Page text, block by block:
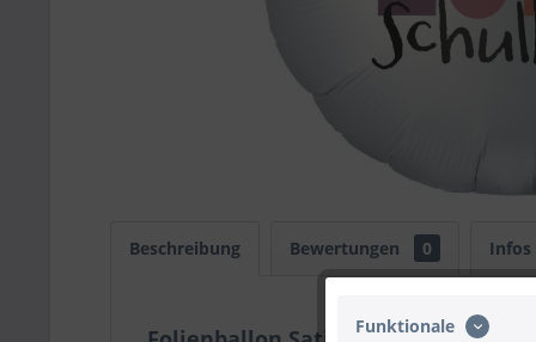
Beschreibung Bewertungen 0 Infos
Funktionale